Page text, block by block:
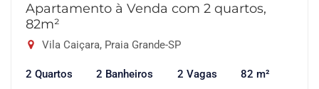
Apartamento à Venda com 2 quartos,
82m²
Vila Caiçara, Praia Grande-SP
2 Quartos 2 Banheiros 2 Vagas 82 m²